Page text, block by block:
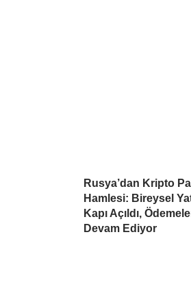
Rusya’dan Kripto
Hamlesi: Bireysel
Kapı Açıldı,
Devam Ediyor